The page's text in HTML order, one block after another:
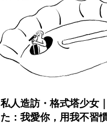
私人造訪・格式塔少女
た：我愛你，用我不習